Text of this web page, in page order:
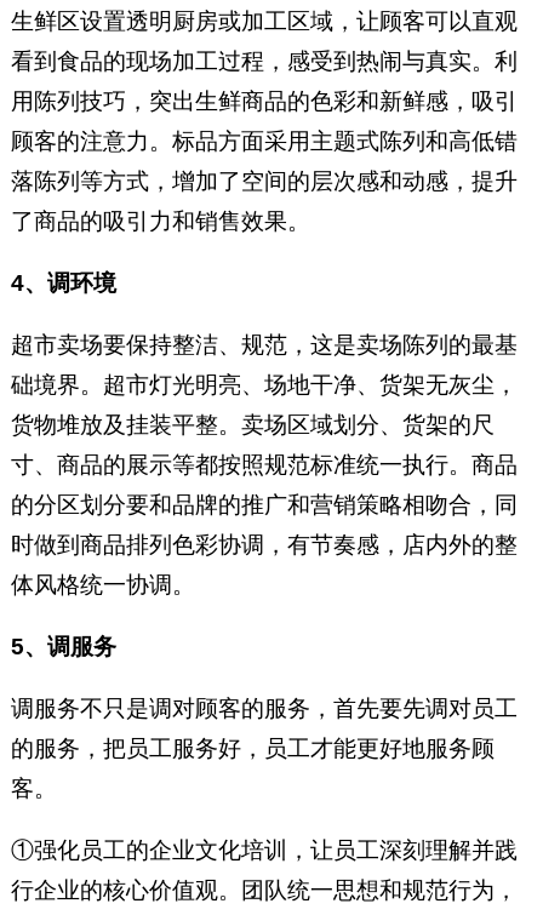
生鲜区设置透明厨房或加工区域，让顾客可以直观
看到食品的现场加工过程，感受到热闹与真实。利
用陈列技巧，突出生鲜商品的色彩和新鲜感，吸引
顾客的注意力。标品方面采用主题式陈列和高低错
落陈列等方式，增加了空间的层次感和动感，提升
了商品的吸引力和销售效果。
4、调环境
超市卖场要保持整洁、规范，这是卖场陈列的最基
础境界。超市灯光明亮、场地干净、货架无灰尘，
货物堆放及挂装平整。卖场区域划分、货架的尺
寸、商品的展示等都按照规范标准统一执行。商品
的分区划分要和品牌的推广和营销策略相吻合，同
时做到商品排列色彩协调，有节奏感，店内外的整
体风格统一协调。
5、调服务
调服务不只是调对顾客的服务，首先要先调对员工
的服务，把员工服务好，员工才能更好地服务顾
客。
①强化员工的企业文化培训，让员工深刻理解并践
行企业的核心价值观。团队统一思想和规范行为，